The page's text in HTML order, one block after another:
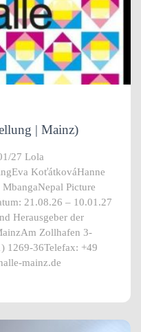
| Mainz)
27 Lola
KoťátkováHanne
Picture
21.08.26 – 10.01.27
Herausgeber der
Zollhafen 3-
1269-36Telefax: +49
mainz.de